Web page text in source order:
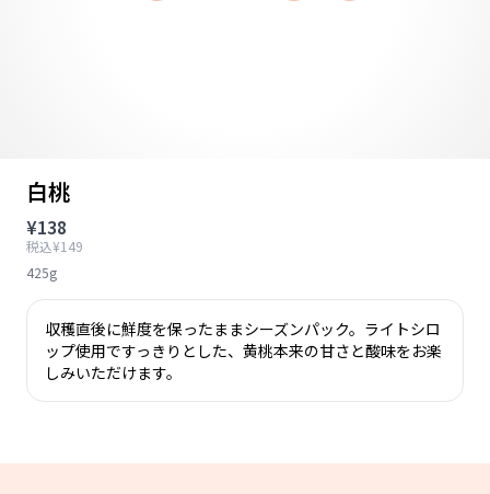
白桃
¥138
税込¥149
425g
収穫直後に鮮度を保ったままシーズンパック。ライトシロ
ップ使用ですっきりとした、黄桃本来の甘さと酸味をお楽
しみいただけます。